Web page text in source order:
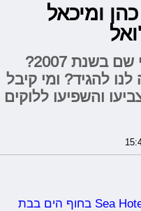
ומיכאל
השבוע בפינה - מי נתקע אי שם בשנת 2007?
לנו להגיד? ומי קיבל
והשפיעו ללוקים
השקה של מלון Sea Hotel בחוף הים בבת